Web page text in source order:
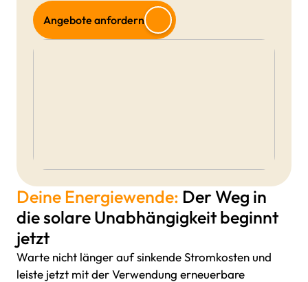
Angebote anfordern
Deine Energiewende: Der Weg in
die solare Unabhängigkeit beginnt
jetzt
Warte nicht länger auf sinkende Stromkosten und
leiste jetzt mit der Verwendung erneuerbare